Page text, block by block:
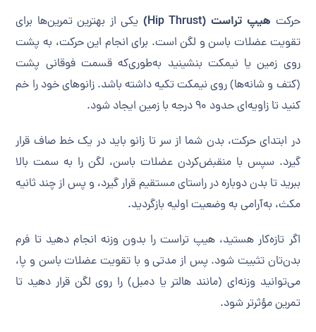
حرکت هیپ تراست (Hip Thrust)
یکی از بهترین تمرین‌ها برای
تقویت عضلات باسن و لگن است. برای انجام این حرکت، به پشت
روی زمین یا نیمکت بنشینید به‌طوری‌که قسمت فوقانی پشت
(کتف و شانه‌ها) روی نیمکت تکیه داشته باشد. زانوهای خود را خم
کنید تا زاویه‌ای حدود ۹۰ درجه با زمین ایجاد شود.
در ابتدای حرکت، بدن شما از سر تا زانو باید در یک خط صاف قرار
گیرد. سپس با منقبض‌کردن عضلات باسن، لگن را به سمت بالا
ببرید تا بدن دوباره در راستای مستقیم قرار گیرد، و پس از چند ثانیه
مکث، به‌آرامی به وضعیت اولیه بازگردید.
اگر تازه‌کار هستید، هیپ تراست را بدون وزنه انجام دهید تا فرم
بدن‌تان تثبیت شود. پس از مدتی و با تقویت عضلات باسن و پا،
می‌توانید وزنه‌ای (مانند هالتر یا دمبل) را روی لگن قرار دهید تا
تمرین مؤثرتر شود.